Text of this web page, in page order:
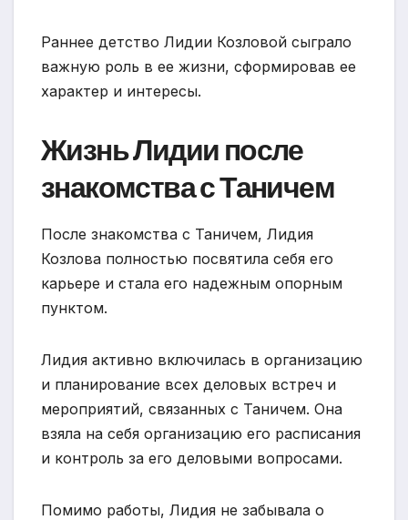
Раннее детство Лидии Козловой сыграло
важную роль в ее жизни, сформировав ее
характер и интересы.
Жизнь Лидии после
знакомства с Таничем
После знакомства с Таничем, Лидия
Козлова полностью посвятила себя его
карьере и стала его надежным опорным
пунктом.
Лидия активно включилась в организацию
и планирование всех деловых встреч и
мероприятий, связанных с Таничем. Она
взяла на себя организацию его расписания
и контроль за его деловыми вопросами.
Помимо работы, Лидия не забывала о